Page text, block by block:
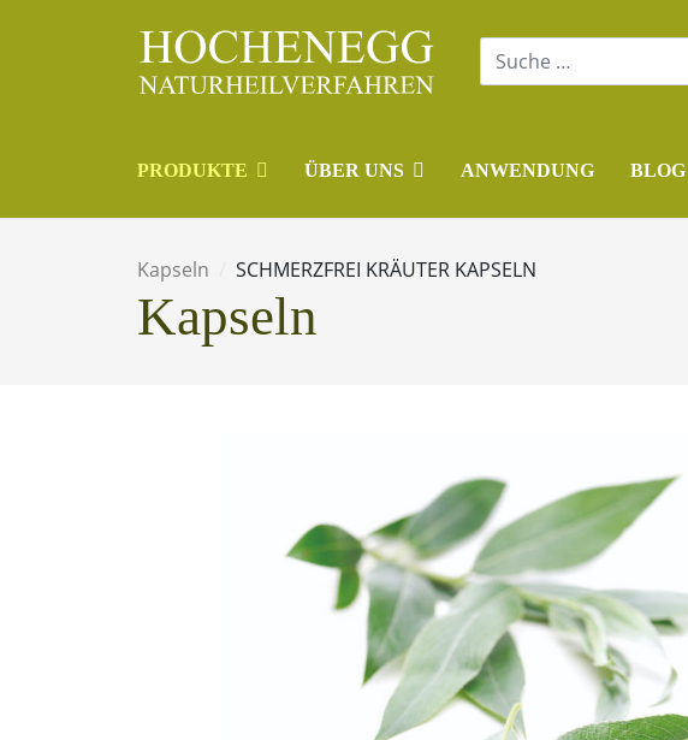
PRODUKTE ÜBER UNS ANWENDUNG BLOG
Kapseln SCHMERZFREI KRÄUTER KAPSELN
Kapseln